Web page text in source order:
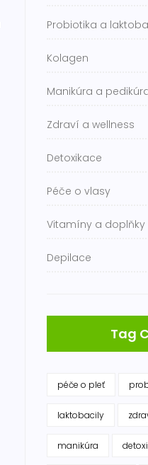
Probiotika a
Kolagen
Manikúra a
Zdraví a wellness
Detoxikace
Péče o vlasy
Vitamíny a doplňky
Depilace
Tag
péče o pleť
laktobacily
manikúra